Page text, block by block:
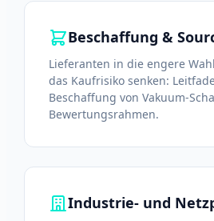
Beschaffung &
Lieferanten in die engere
das Kaufrisiko senken:
Beschaffung von Vakuum-
Bewertungsrahmen.
Industrie- und